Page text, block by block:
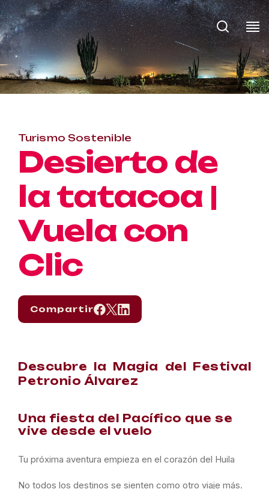
Turismo Sostenible
Desierto de
la tatacoa |
Vuela con
Clic
Compartir
Descubre la Magia del Festival
Petronio Álvarez
Una fiesta del Pacífico que se
vive desde el vuelo
Tu próxima aventura empieza en el corazón del Huila
No todos los destinos se sienten como otro viaje más.